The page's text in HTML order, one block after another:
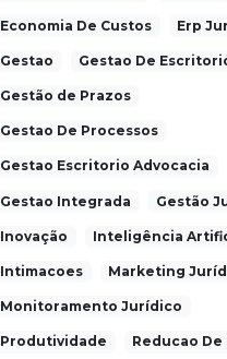
Economia De Custos Erp
Gestao Gestao De
Gestão de Prazos
Gestao De Processos
Gestao Escritorio Advocacia
Gestao Integrada Gestão
Inovação Inteligência
Intimacoes Marketing
Monitoramento Jurídico
Produtividade Reducao De